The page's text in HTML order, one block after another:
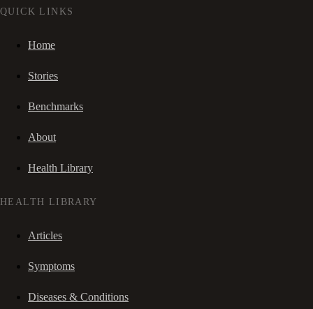
QUICK LINKS
Home
Stories
Benchmarks
About
Health Library
HEALTH LIBRARY
Articles
Symptoms
Diseases & Conditions